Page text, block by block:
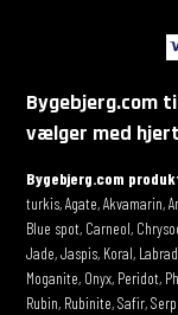
Bygebjerg.com
vælger med
Bygebjerg.com
turkis, Agate, Akvamarin,
Blue spot, Carneol,
Jade, Jaspis, Koral,
Moganite, Onyx, Peridot,
Rubin, Rubinite, Safir,